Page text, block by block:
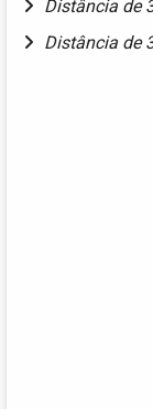
Distância de
Distância de